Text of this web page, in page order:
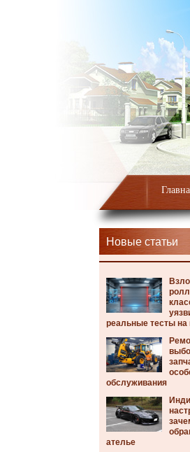
Новые статьи
реальные тесты на
обслуживания
ателье